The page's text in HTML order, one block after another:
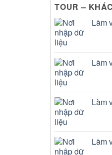
TOUR –
Làm
Làm
Làm
Làm